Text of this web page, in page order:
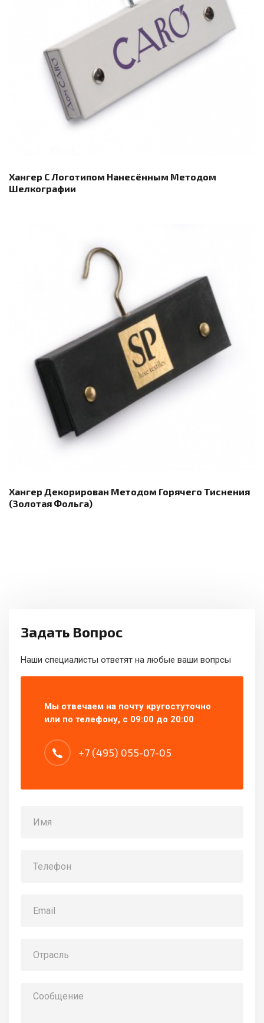
Хангер С Логотипом Нанесённым Методом
Шелкографии
Хангер Декорирован Методом Горячего Тиснения
(золотая Фольга)
Задать Вопрос
Наши специалисты ответят на любые ваши вопрсы
Мы отвечаем на почту кругостуточно
или по телефону, с 09:00 до 20:00
+7 (495) 055-07-05